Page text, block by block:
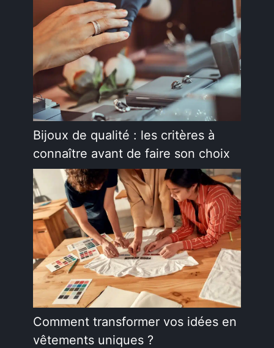
Bijoux de qualité : les critères à
connaître avant de faire son choix
Comment transformer vos idées en
vêtements uniques ?